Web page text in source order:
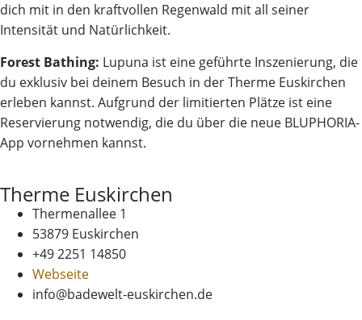
dich mit in den kraftvollen Regenwald mit all seiner
Intensität und Natürlichkeit.
Forest Bathing: Lupuna ist eine geführte Inszenierung, die
du exklusiv bei deinem Besuch in der Therme Euskirchen
erleben kannst. Aufgrund der limitierten Plätze ist eine
Reservierung notwendig, die du über die neue BLUPHORIA-
App vornehmen kannst.
Therme Euskirchen
Thermenallee 1
53879 Euskirchen
+49 2251 14850
Webseite
info@badewelt-euskirchen.de